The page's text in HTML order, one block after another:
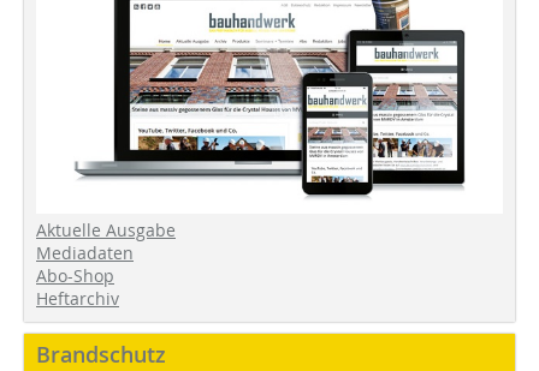
Aktuelle Ausgabe
Mediadaten
Abo-Shop
Heftarchiv
Brandschutz